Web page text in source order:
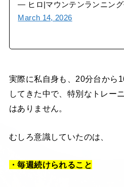
— ヒロ|マウンテンランニン
March 14, 2026
実際に私自身も、20分台から
してきた中で、特別なトレー
はありません。
むしろ意識していたのは、
・毎週続けられること